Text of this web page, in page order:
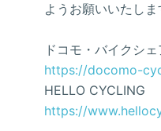
ようお願いいたしま
ドコモ・バイクシェ
https://docomo-
HELLO CYCLING
https://